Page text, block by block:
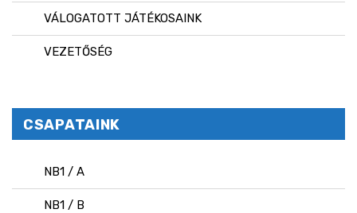
VÁLOGATOTT JÁTÉKOSAINK
VEZETŐSÉG
CSAPATAINK
NB1 / A
NB1 / B